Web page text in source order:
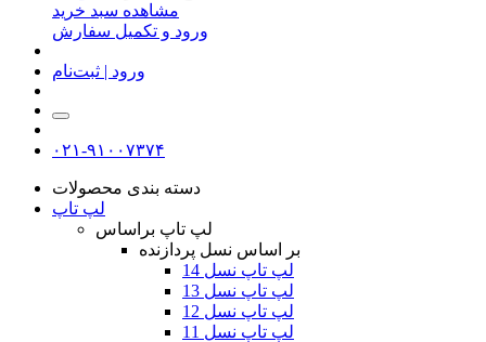
مشاهده سبد خرید
ورود و تکمیل سفارش
ورود | ثبت‌نام
۰۲۱-۹۱۰۰۷۳۷۴
دسته بندی محصولات
لپ تاپ
لپ تاپ براساس
بر اساس نسل پردازنده
لپ تاپ نسل 14
لپ تاپ نسل 13
لپ تاپ نسل 12
لپ تاپ نسل 11